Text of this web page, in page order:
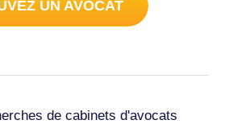
UN AVOCAT
de cabinets d'avocats